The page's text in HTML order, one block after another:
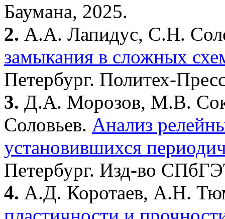
Баумана, 2025.
2. А.А. Лапидус, С.Н.
замыкания в сложных
Петербург. Политех-
3. Д.А. Морозов, М.В.
Соловьев. Анализ
установившихся
Петербург. Изд-во
4. А.Д. Коротаев, А.Н.